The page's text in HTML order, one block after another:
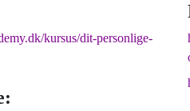
kursus/dit-personlige-